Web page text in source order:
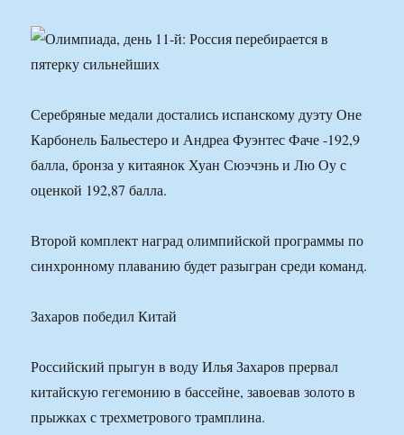
Серебряные медали достались испанскому дуэту Оне
Карбонель Бальестеро и Андреа Фуэнтес Фаче -192,9
балла, бронза у китаянок Хуан Сюэчэнь и Лю Оу с
оценкой 192,87 балла.
Второй комплект наград олимпийской программы по
синхронному плаванию будет разыгран среди команд.
Захаров победил Китай
Российский прыгун в воду Илья Захаров прервал
китайскую гегемонию в бассейне, завоевав золото в
прыжках с трехметрового трамплина.